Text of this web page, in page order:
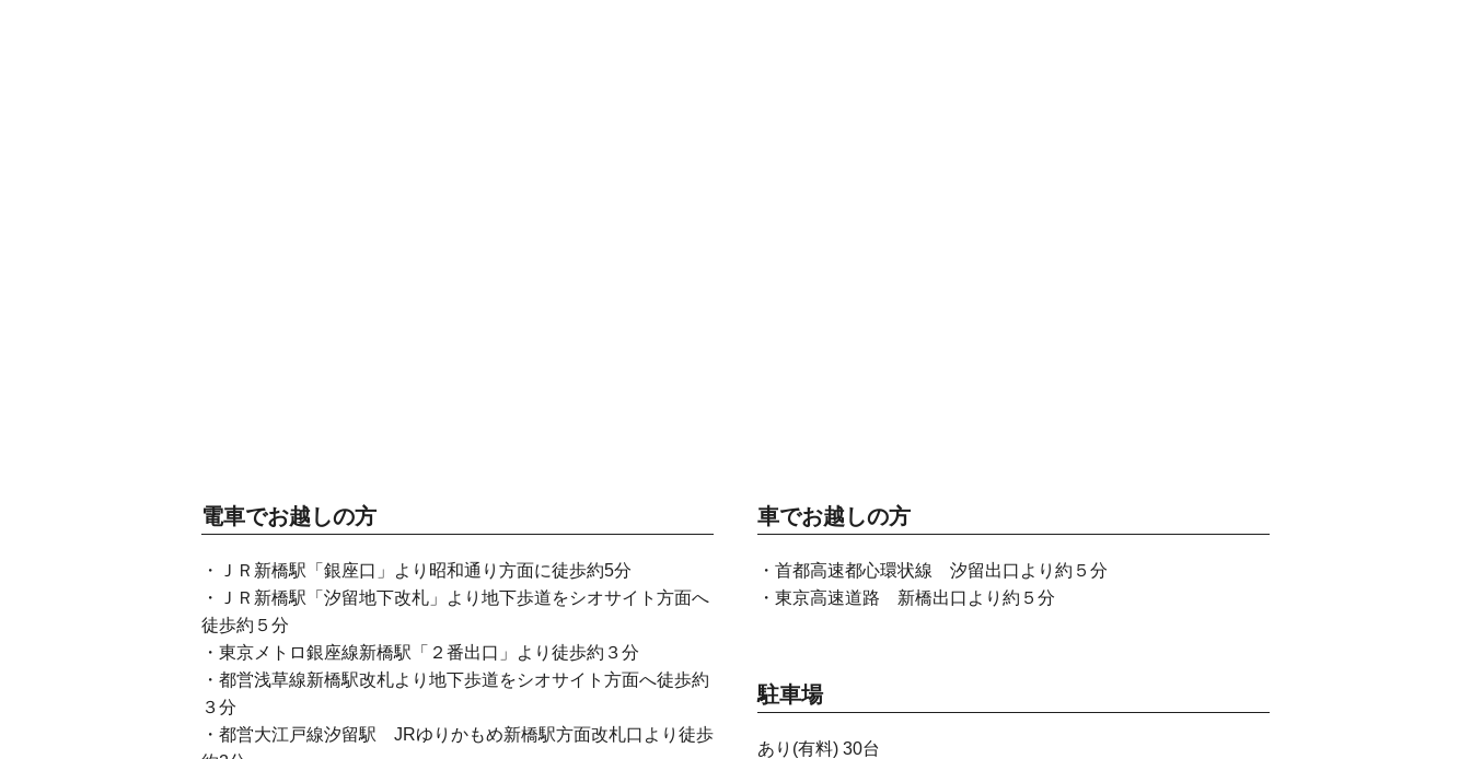
電車でお越しの方
・ＪＲ新橋駅「銀座口」より昭和通り方面に徒歩約5分
・ＪＲ新橋駅「汐留地下改札」より地下歩道をシオサイト方面へ
徒歩約５分
・東京メトロ銀座線新橋駅「２番出口」より徒歩約３分
・都営浅草線新橋駅改札より地下歩道をシオサイト方面へ徒歩約
３分
・都営大江戸線汐留駅 JRゆりかもめ新橋駅方面改札口より徒歩
車でお越しの方
・首都高速都心環状線 汐留出口より約５分
・東京高速道路 新橋出口より約５分
駐車場
あり(有料) 30台